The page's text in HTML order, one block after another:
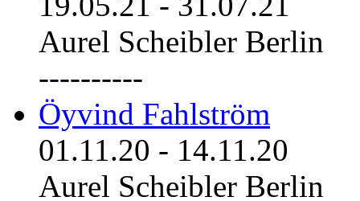
Aurel Scheibler Berlin
----------
Öyvind Fahlström
01.11.20 - 14.11.20
Aurel Scheibler Berlin